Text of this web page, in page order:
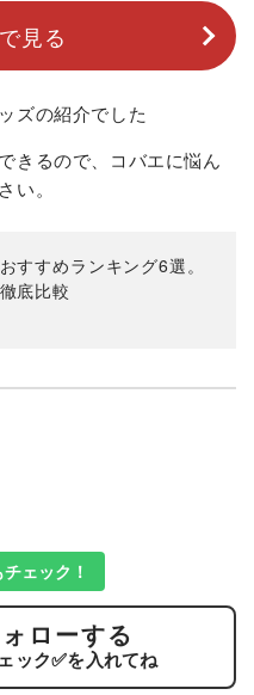
見る
ズの紹介でした
きるので、コバエに悩ん
い。
すすめランキング6選。
底比較
ェック！
ローする
ック✅を入れてね